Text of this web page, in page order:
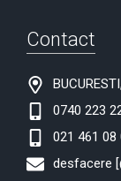
Contact
0740 223
021 461 08
desfacere